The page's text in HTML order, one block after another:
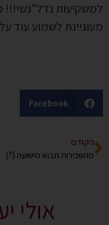
למשקיעות נדל”נשי!!!
מעוניינת לשמוע עוד
Facebook
הקודם
מהשכירות תבוא הישועה (?)
אולי